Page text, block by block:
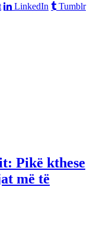
LinkedIn
Tumblr
Pikë kthese
më të